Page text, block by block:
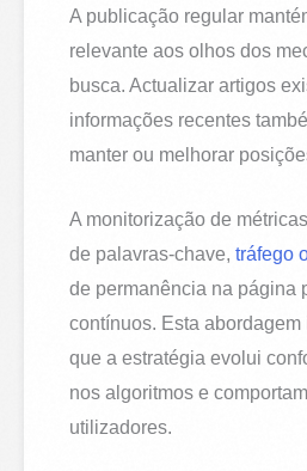
A publicação regular
relevante aos olhos dos
busca. Actualizar artigos
informações recentes
manter ou melhorar
A monitorização de
de palavras-chave,tráfego
de permanência na página
contínuos. Esta abordagem
que a estratégia evolui
nos algoritmos e
utilizadores.